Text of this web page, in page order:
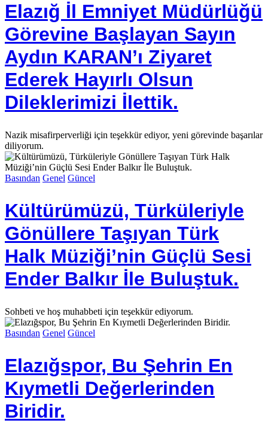
Elazığ İl Emniyet Müdürlüğü
Görevine Başlayan Sayın
Aydın KARAN’ı Ziyaret
Ederek Hayırlı Olsun
Dileklerimizi İlettik.
Nazik misafirperverliği için teşekkür ediyor, yeni görevinde başarılar
diliyorum.
Basından Genel Güncel
Kültürümüzü, Türküleriyle
Gönüllere Taşıyan Türk
Halk Müziği’nin Güçlü Sesi
Ender Balkır İle Buluştuk.
Sohbeti ve hoş muhabbeti için teşekkür ediyorum.
Basından Genel Güncel
Elazığspor, Bu Şehrin En
Kıymetli Değerlerinden
Biridir.